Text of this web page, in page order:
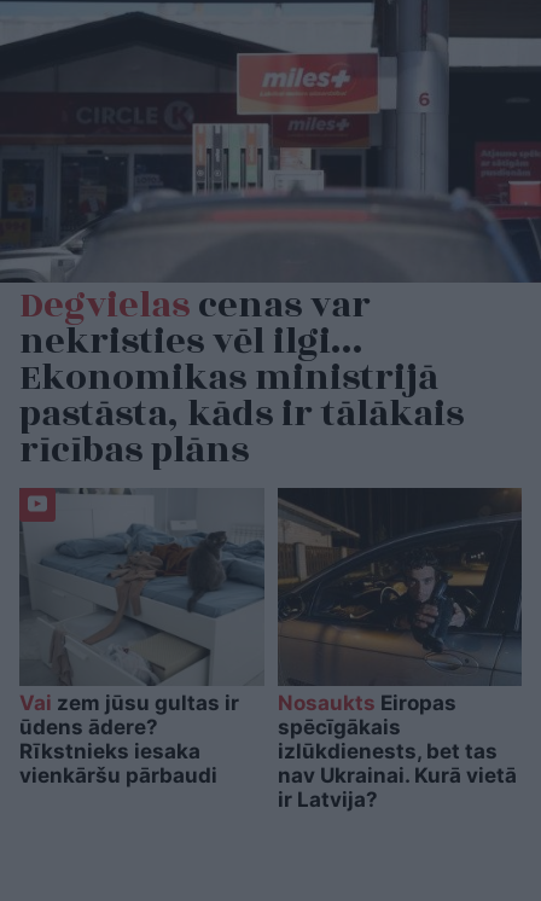
Degvielascenas var
nekristies vēl ilgi…
Ekonomikas ministrijā
pastāsta, kāds ir tālākais
rīcības plāns
Vai zem jūsu gultas ir
ūdens ādere?
Rīkstnieks iesaka
vienkāršu pārbaudi
Nosaukts Eiropas
spēcīgākais
izlūkdienests, bet tas
nav Ukrainai. Kurā vietā
ir Latvija?